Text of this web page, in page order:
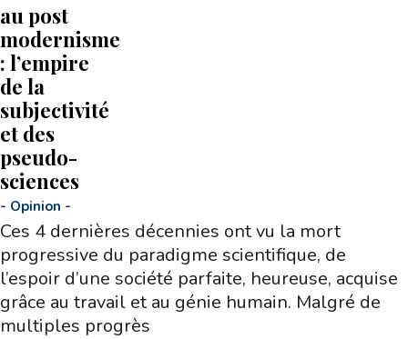
au post
modernisme
: l’empire
de la
subjectivité
et des
pseudo-
sciences
- Opinion -
Ces 4 dernières décennies ont vu la mort
progressive du paradigme scientifique, de
l’espoir d’une société parfaite, heureuse, acquise
grâce au travail et au génie humain. Malgré de
multiples progrès